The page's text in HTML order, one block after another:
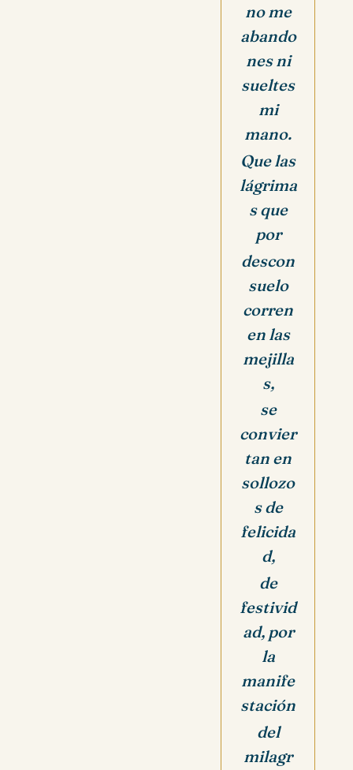
no me
abando
nes ni
sueltes
mi
mano.
Que las
lágrima
s que
por
descon
suelo
corren
en las
mejilla
s,
se
convier
tan en
sollozo
s de
felicida
d,
de
festivid
ad, por
la
manife
stación
del
milagr